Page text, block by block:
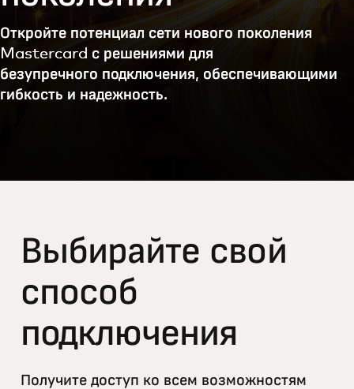
Откройте потенциал сети нового поколения
Mastercard с решениями для
безупречного подключения, обеспечивающими
гибкость и надежность.
Выбирайте свой
способ
подключения
Получите доступ ко всем возможностям